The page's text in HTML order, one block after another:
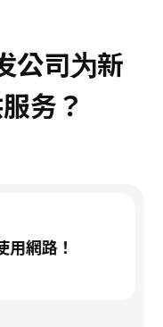
公司为新
务？
網路！